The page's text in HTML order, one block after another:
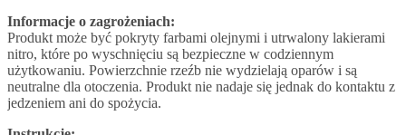
Informacje o zagrożeniach:
Produkt może być pokryty farbami olejnymi i utrwalony lakierami
nitro, które po wyschnięciu są bezpieczne w codziennym
użytkowaniu. Powierzchnie rzeźb nie wydzielają oparów i są
neutralne dla otoczenia. Produkt nie nadaje się jednak do kontaktu z
jedzeniem ani do spożycia.